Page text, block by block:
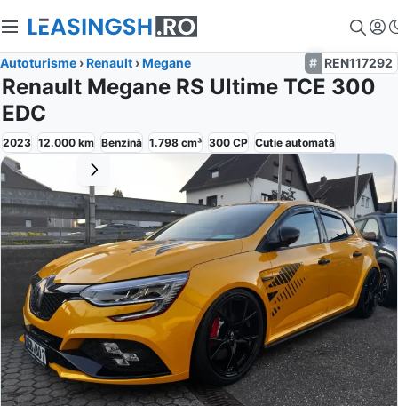
Autoturisme ›Renault ›Megane REN117292
Renault Megane RS Ultime TCE 300
EDC
2023 12.000 km Benzină 1.798 cm³ 300 CP Cutie automată